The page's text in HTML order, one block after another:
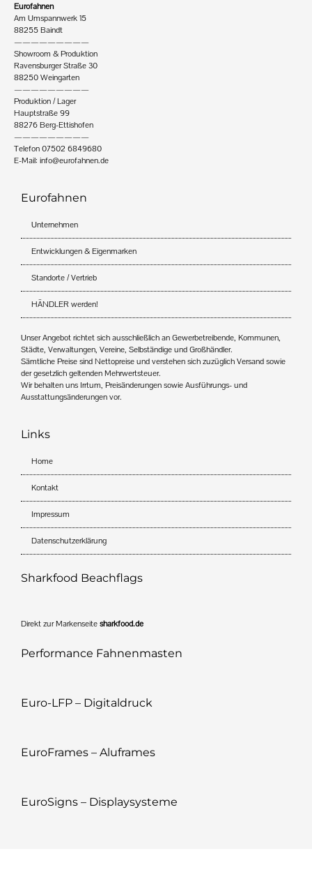
Eurofahnen
Am Umspannwerk 15
88255 Baindt
—————————
Showroom & Produktion
Ravensburger Straße 30
88250 Weingarten
—————————
Produktion / Lager
Hauptstraße 99
88276 Berg-Ettishofen
—————————
Telefon 07502 6849680
E-Mail: info@eurofahnen.de
Eurofahnen
Unternehmen
Entwicklungen & Eigenmarken
Standorte / Vertrieb
HÄNDLER werden!
Unser Angebot richtet sich ausschließlich an Gewerbetreibende, Kommunen,
Städte, Verwaltungen, Vereine, Selbständige und Großhändler.
Sämtliche Preise sind Nettopreise und verstehen sich zuzüglich Versand sowie
der gesetzlich geltenden Mehrwertsteuer.
Wir behalten uns Irrtum, Preisänderungen sowie Ausführungs- und
Ausstattungsänderungen vor.
Links
Home
Kontakt
Impressum
Datenschutzerklärung
Sharkfood Beachflags
Direkt zur Markenseitesharkfood.de
Performance Fahnenmasten
Euro-LFP – Digitaldruck
EuroFrames – Aluframes
EuroSigns – Displaysysteme